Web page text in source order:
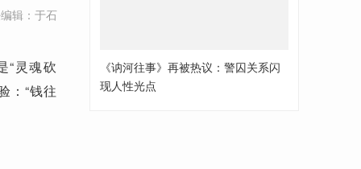
辑：于石
“灵魂砍
：“钱往
《讷河往事》再被热议：警囚关系闪
现人性光点